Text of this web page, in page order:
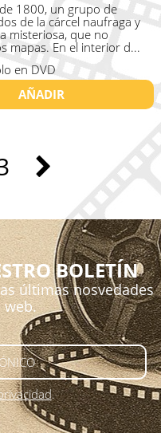
1800, un grupo de
de la cárcel naufraga y
misteriosa, que no
mapas. En el interior d...
en DVD
AÑADIR
BOLETÍN
últimas nosvedades
web.
.